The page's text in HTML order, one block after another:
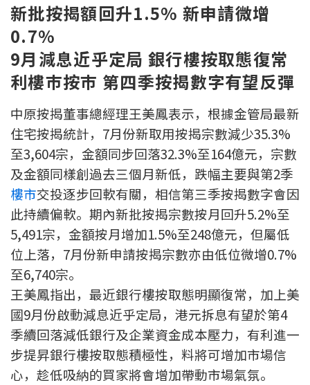
中原按揭標籤優惠
推薦齊齊友賞
按揭工具
按揭計算
轉按計算
置業預算
供款年期計算
工商舖按揭計算
印花稅計算
免費物業估價
下載中心
新批按揭額回升1.5% 新申請微增
0.7%
9月減息近乎定局 銀行樓按取態復常
利樓巿按巿 第四季按揭數字有望反彈
中原按揭董事總經理王美鳳表示，根據金管局最新
住宅按揭統計，7月份新取用按揭宗數減少35.3%
至3,604宗，金額同步回落32.3%至164億元，宗數
及金額同樣創過去三個月新低，跌幅主要與第2季
樓市交投逐步回軟有關，相信第三季按揭數字會因
此持續偏軟。期內新批按揭宗數按月回升5.2%至
5,491宗，金額按月增加1.5%至248億元，但屬低
位上落，7月份新申請按揭宗數亦由低位微增0.7%
至6,740宗。
王美鳳指出，最近銀行樓按取態明顯復常，加上美
國9月份啟動減息近乎定局，港元拆息有望於第4
季續回落減低銀行及企業資金成本壓力，有利進一
步提昇銀行樓按取態積極性，料將可增加市場信
心，趁低吸納的買家將會增加帶動市場氣氛。